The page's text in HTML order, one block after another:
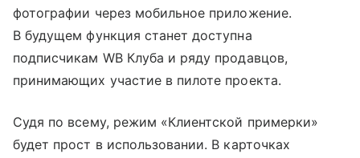
фотографии через мобильное приложение.
В будущем функция станет доступна
подписчикам WB Клуба и ряду продавцов,
принимающих участие в пилоте проекта.
Судя по всему, режим «Клиентской примерки»
будет прост в использовании. В карточках